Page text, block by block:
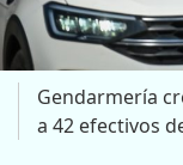
Gendarmería
a 42 efectivos